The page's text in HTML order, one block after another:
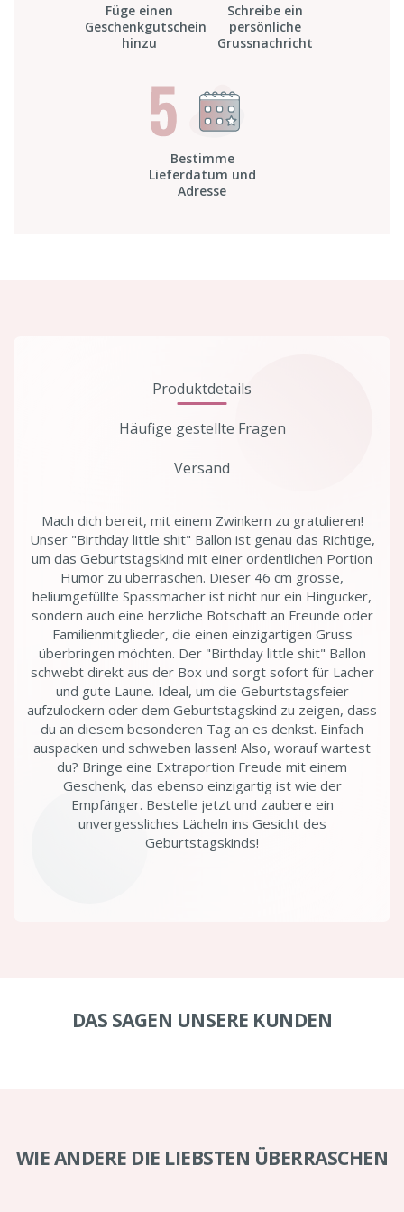
Füge einen
Geschenkgutschein
hinzu
Schreibe ein
persönliche
Grussnachricht
Bestimme
Lieferdatum und
Adresse
Produktdetails
Häufige gestellte Fragen
Versand
Mach dich bereit, mit einem Zwinkern zu gratulieren!
Unser "Birthday little shit" Ballon ist genau das Richtige,
um das Geburtstagskind mit einer ordentlichen Portion
Humor zu überraschen. Dieser 46 cm grosse,
heliumgefüllte Spassmacher ist nicht nur ein Hingucker,
sondern auch eine herzliche Botschaft an Freunde oder
Familienmitglieder, die einen einzigartigen Gruss
überbringen möchten. Der "Birthday little shit" Ballon
schwebt direkt aus der Box und sorgt sofort für Lacher
und gute Laune. Ideal, um die Geburtstagsfeier
aufzulockern oder dem Geburtstagskind zu zeigen, dass
du an diesem besonderen Tag an es denkst. Einfach
auspacken und schweben lassen! Also, worauf wartest
du? Bringe eine Extraportion Freude mit einem
Geschenk, das ebenso einzigartig ist wie der
Empfänger. Bestelle jetzt und zaubere ein
unvergessliches Lächeln ins Gesicht des
Geburtstagskinds!
DAS SAGEN UNSERE KUNDEN
WIE ANDERE DIE LIEBSTEN ÜBERRASCHEN